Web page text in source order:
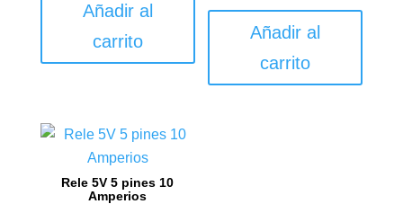
Añadir al
carrito
Añadir al
carrito
Rele 5V 5 pines 10
Amperios